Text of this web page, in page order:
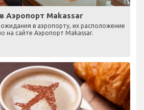
Аэропорт Makassar
в аэропорту, их расположение
на сайте Аэропорт Makassar.